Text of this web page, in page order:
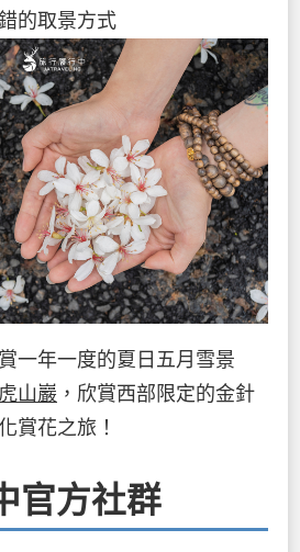
的取景方式
一年一度的夏日五月雪景
虎山巖 ，欣賞西部限定的金針
賞花之旅！
官方社群